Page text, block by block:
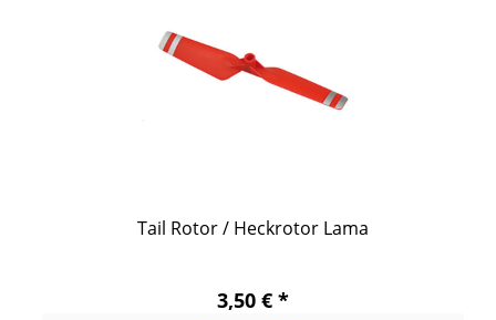
Tail Rotor / Heckrotor Lama
3,50 € *